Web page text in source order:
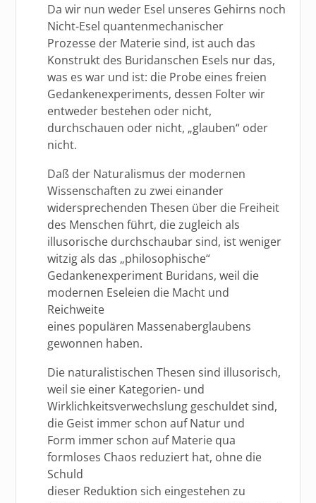
Da wir nun weder Esel unseres Gehirns noch
Nicht-Esel quantenmechanischer
Prozesse der Materie sind, ist auch das
Konstrukt des Buridanschen Esels nur das,
was es war und ist: die Probe eines freien
Gedankenexperiments, dessen Folter wir
entweder bestehen oder nicht,
durchschauen oder nicht, „glauben“ oder
nicht.
Daß der Naturalismus der modernen
Wissenschaften zu zwei einander
widersprechenden Thesen über die Freiheit
des Menschen führt, die zugleich als
illusorische durchschaubar sind, ist weniger
witzig als das „philosophische“
Gedankenexperiment Buridans, weil die
modernen Eseleien die Macht und
Reichweite
eines populären Massenaberglaubens
gewonnen haben.
Die naturalistischen Thesen sind illusorisch,
weil sie einer Kategorien- und
Wirklichkeitsverwechslung geschuldet sind,
die Geist immer schon auf Natur und
Form immer schon auf Materie qua
formloses Chaos reduziert hat, ohne die
Schuld
dieser Reduktion sich eingestehen zu